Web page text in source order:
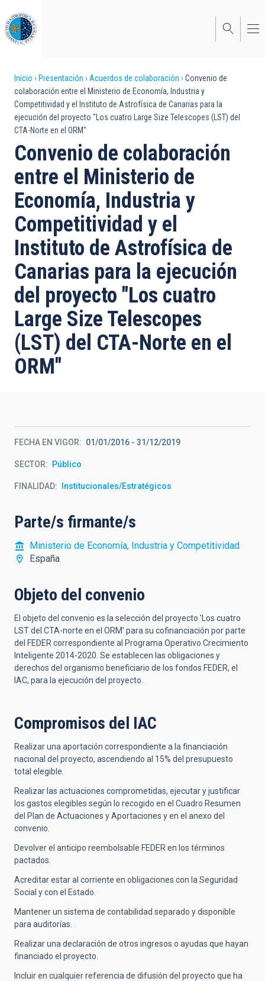
al
contenido
principal
Sobrescribir
enlaces
de
ayuda
a
la
navegación
Inicio Presentación Acuerdos de colaboración
Convenio de
colaboración entre el Ministerio de Economía, Industria y
Competitividad y el Instituto de Astrofísica de Canarias para la
ejecución del proyecto "Los cuatro Large Size Telescopes (LST) del
CTA-Norte en el ORM"
Convenio de colaboración
entre el Ministerio de
Economía, Industria y
Competitividad y el
Instituto de Astrofísica de
Canarias para la ejecución
del proyecto "Los cuatro
Large Size Telescopes
(LST) del CTA-Norte en el
ORM"
FECHA EN VIGOR 01/01/2016 - 31/12/2019
SECTOR Público
FINALIDAD Institucionales/Estratégicos
Parte/s firmante/s
Ministerio de Economía, Industria y Competitividad
España
Objeto del convenio
El objeto del convenio es la selección del proyecto 'Los cuatro
LST del CTA-norte en el ORM' para su cofinanciación por parte
del FEDER correspondiente al Programa Operativo Crecimiento
Inteligente 2014-2020. Se establecen las obligaciones y
derechos del organismo beneficiario de los fondos FEDER, el
IAC, para la ejecución del proyecto.
Compromisos del IAC
Realizar una aportación correspondiente a la financiación
nacional del proyecto, ascendiendo al 15% del presupuesto
total elegible.
Realizar las actuaciones comprometidas, ejecutar y justificar
los gastos elegibles según lo recogido en el Cuadro Resumen
del Plan de Actuaciones y Aportaciones y en el anexo del
convenio.
Devolver el anticipo reembolsable FEDER en los términos
pactados.
Acreditar estar al corriente en obligaciones con la Seguridad
Social y con el Estado.
Mantener un sistema de contabilidad separado y disponible
para auditorías.
Realizar una declaración de otros ingresos o ayudas que hayan
financiado el proyecto.
Incluir en cualquier referencia de difusión del proyecto que ha